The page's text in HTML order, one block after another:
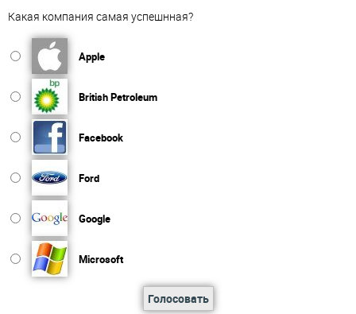
Какая компания самая успешнная?
Apple
British Petroleum
Facebook
Ford
Google
Microsoft
Голосовать